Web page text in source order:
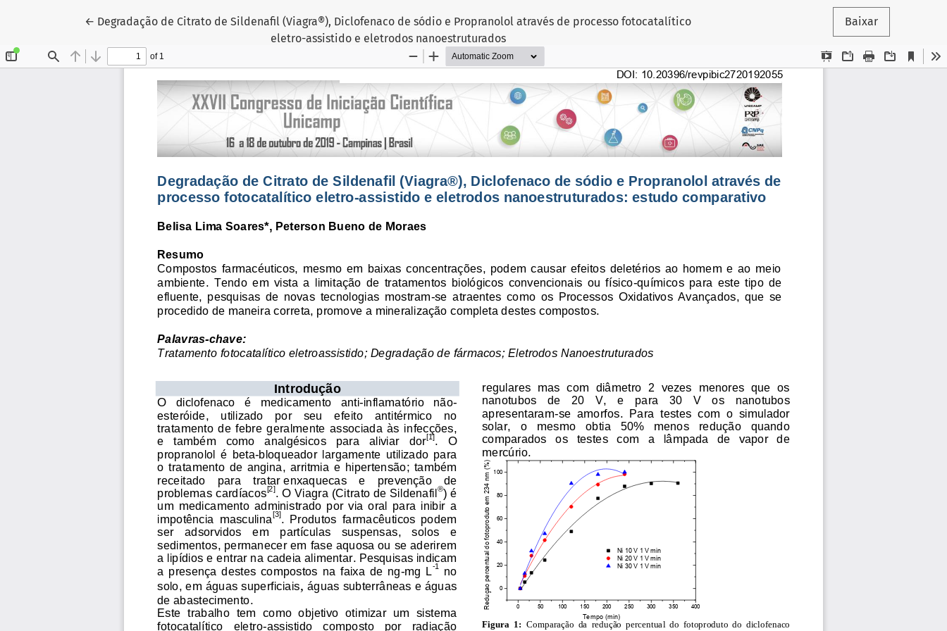
← Voltar aos Detalhes do Artigo
Degradação de Citrato de Sildenafil (Viagra®), Diclofenaco de sódio e Propranolol através de processo fotocatalítico
eletro-assistido e eletrodos nanoestruturados
Baixar